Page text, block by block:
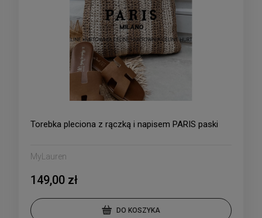
Torebka pleciona z rączką i napisem PARIS paski
MyLauren
149,00 zł
DO KOSZYKA